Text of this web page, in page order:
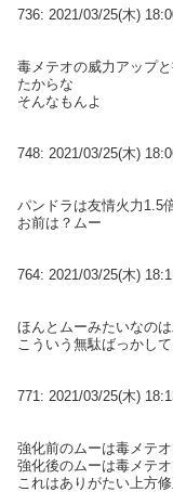
736: 2021/03/25(木)
毒メテオの威力アップ
たからな
そんなもんよ
748: 2021/03/25(木)
パンドラは友情火力1.5
お前は？ムー
764: 2021/03/25(木)
ほんとムーみたいなの
こういう無駄ばっかし
771: 2021/03/25(木)
強化前のムーは毒メテ
強化後のムーは毒メテ
これはありがたい上方